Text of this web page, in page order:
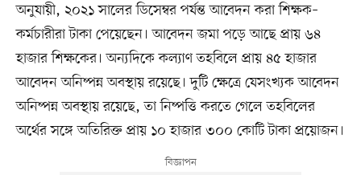
অনুযায়ী, ২০২১ সালের ডিসেম্বর পর্যন্ত আবেদন করা শিক্ষক–
কর্মচারীরা টাকা পেয়েছেন। আবেদন জমা পড়ে আছে প্রায় ৬৪
হাজার শিক্ষকের। অন্যদিকে কল্যাণ তহবিলে প্রায় ৪৫ হাজার
আবেদন অনিষ্পন্ন অবস্থায় রয়েছে। দুটি ক্ষেত্রে যেসংখ্যক আবেদন
অনিষ্পন্ন অবস্থায় রয়েছে, তা নিষ্পত্তি করতে গেলে তহবিলের
অর্থের সঙ্গে অতিরিক্ত প্রায় ১০ হাজার ৩০০ কোটি টাকা প্রয়োজন।